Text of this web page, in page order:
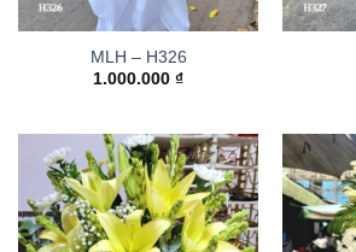
MLH – H326
1.000.000 ₫